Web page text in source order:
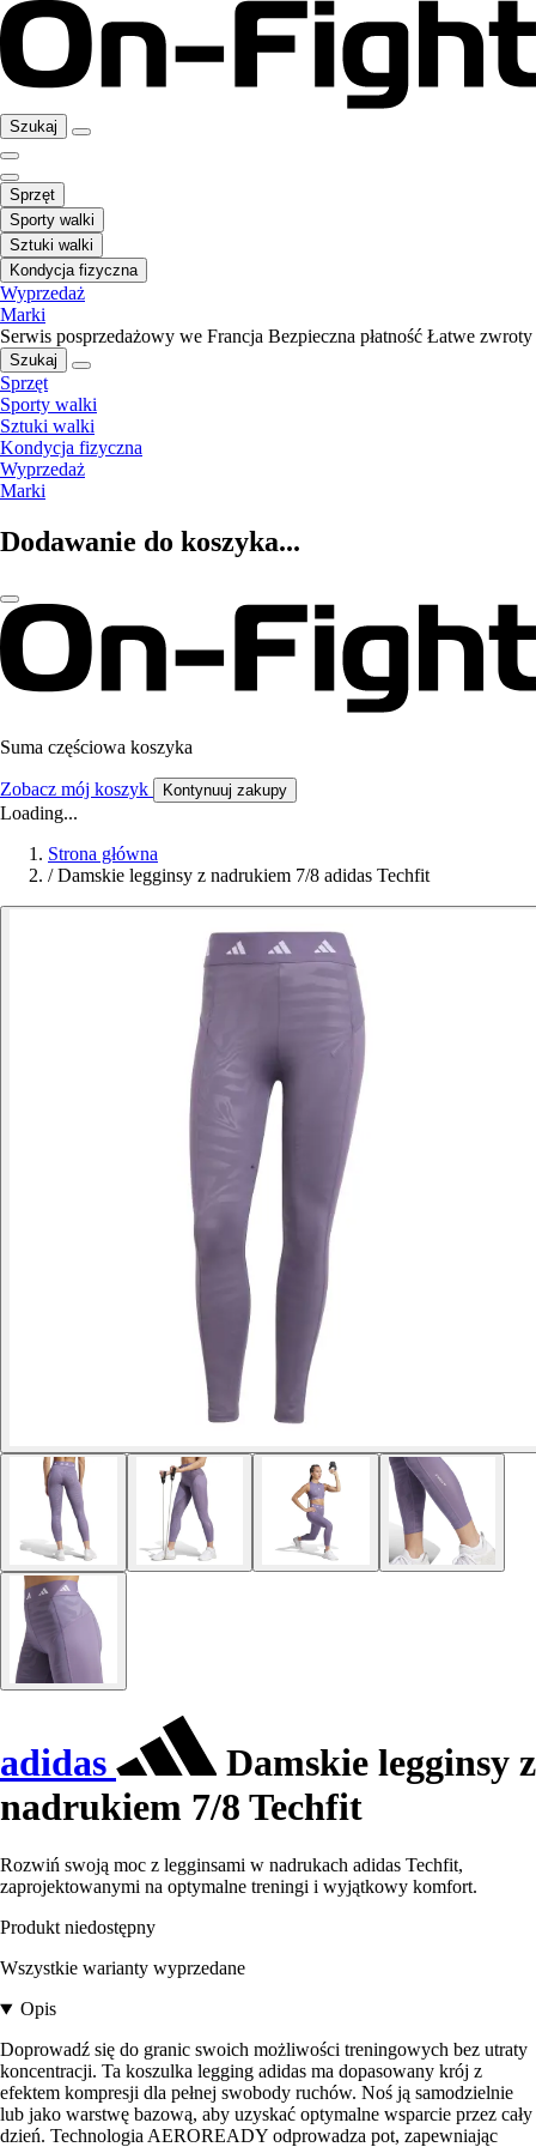
Szukaj
Sprzęt
Sporty walki
Sztuki walki
Kondycja fizyczna
Wyprzedaż
Marki
Serwis posprzedażowy we Francja Bezpieczna płatność Łatwe zwroty
Szukaj
Sprzęt
Sporty walki
Sztuki walki
Kondycja fizyczna
Wyprzedaż
Marki
Dodawanie do koszyka...
Suma częściowa koszyka
Zobacz mój koszyk Kontynuuj zakupy
Loading...
Strona główna
/ Damskie legginsy z nadrukiem 7/8 adidas Techfit
adidas
Damskie legginsy z
nadrukiem 7/8 Techfit
Rozwiń swoją moc z legginsami w nadrukach adidas Techfit,
zaprojektowanymi na optymalne treningi i wyjątkowy komfort.
Produkt niedostępny
Wszystkie warianty wyprzedane
Opis
Doprowadź się do granic swoich możliwości treningowych bez utraty
koncentracji. Ta koszulka legging adidas ma dopasowany krój z
efektem kompresji dla pełnej swobody ruchów. Noś ją samodzielnie
lub jako warstwę bazową, aby uzyskać optymalne wsparcie przez cały
dzień. Technologia AEROREADY odprowadza pot, zapewniając